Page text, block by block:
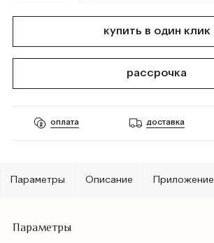
купить в один клик
рассрочка
оплата доставка
Параметры Описание Приложение
Параметры